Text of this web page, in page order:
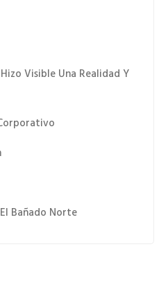
Visible Una Realidad Y
Bañado Norte